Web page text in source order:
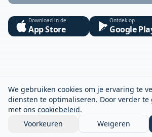
We gebruiken cookies om je ervaring te
diensten te optimaliseren. Door verder te
met ons cookiebeleid.
Voorkeuren
Weigeren
Download in de
App Store
Ontdek op
Google